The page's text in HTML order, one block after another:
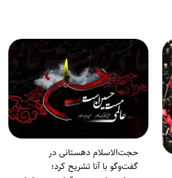
حجت‌الاسلام دهستانی در
گفت‌وگو با آنا تشریح کرد؛